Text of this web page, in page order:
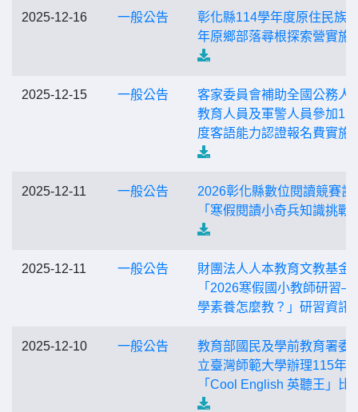
2025-12-16 一般公告
彰化縣114學年度原住民族
年原鄉部落尋根探索營實施
2025-12-15 一般公告
客家委員會補助全國公務人
教育人員及軍警人員參加
度客語能力認證報名費實施
2025-12-11 一般公告
2026彰化縣數位閱讀競賽計
「寒假閱讀小奇兵知識挑戰
2025-12-11 一般公告
財團法人人本教育文教基金
「2026寒假國小教師研習—
學素養怎麼教？」研習資訊
2025-12-10 一般公告
教育部國民及學前教育署委
立臺灣師範大學辦理115年
「Cool English 英聽王」比